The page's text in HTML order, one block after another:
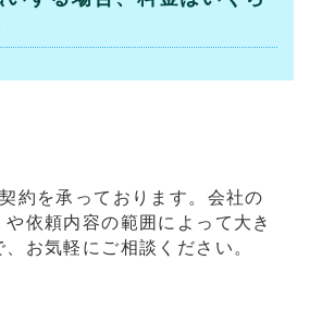
約を承っております。会社の
依頼内容の範囲によって大き
お気軽にご相談ください。